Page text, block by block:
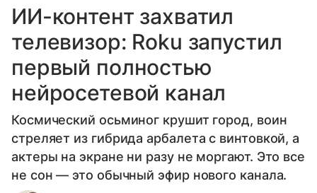
ИИ-контент захватил
телевизор: Roku запустил
первый полностью
нейросетевой канал
Космический осьминог крушит город, воин
стреляет из гибрида арбалета с винтовкой, а
актеры на экране ни разу не моргают. Это все
не сон — это обычный эфир нового канала.